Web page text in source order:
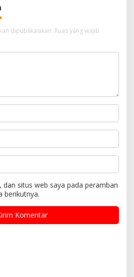
dipublikasikan. Ruas yang wajib
dan situs web saya pada peramban
berikutnya.